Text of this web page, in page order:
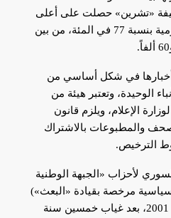
«تشرين» حصلت على أعلى
نسبة بيع بين الصحف الحكومية بنسبة 77 في المئة، من بين
في شكل أساسي من
الوحيدة، وتعتبر هيئة من
الإعلام، ويلزم قانون
والمطبوعات بالاشتراك
الترخيص.
لأحزاب «الجبهة الوطنية
10 أحزاب سياسية مرخصة بقيادة «البعث»)
بإصدار صحفها الخاصة عام 2001، بعد غياب خمسين سنة